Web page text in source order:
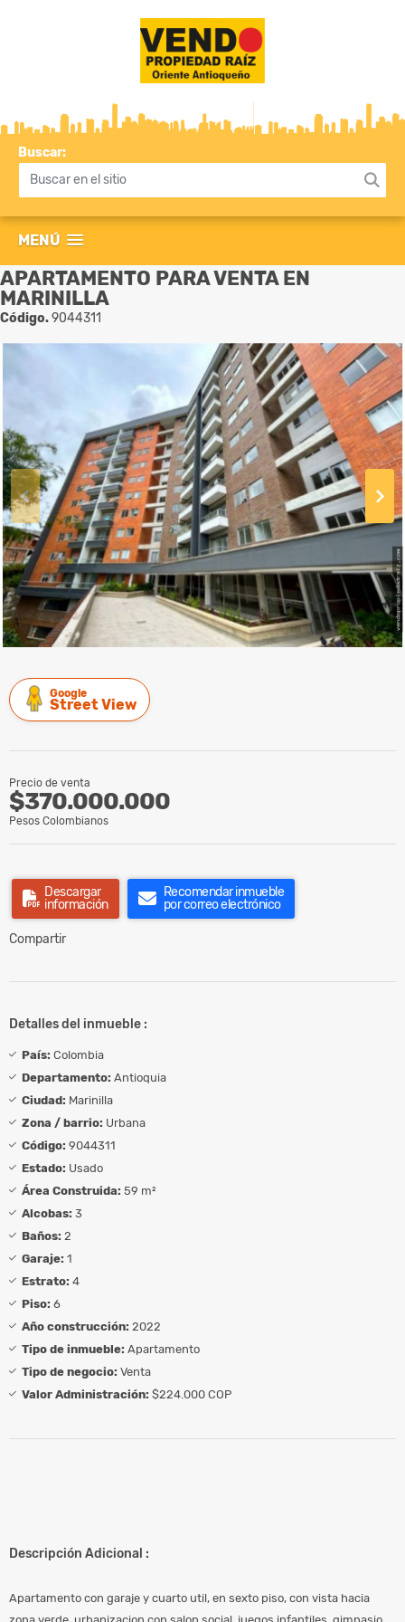
Buscar:
MENÚ
APARTAMENTO PARA VENTA EN
MARINILLA
Código.9044311
Google
Street View
Precio de venta
$370.000.000
Pesos Colombianos
Descargar
información
Recomendar inmueble
por correo electrónico
Compartir
Detalles del inmueble :
País: Colombia
Departamento: Antioquia
Ciudad: Marinilla
Zona / barrio: Urbana
Código: 9044311
Estado: Usado
Área Construida: 59 m²
Alcobas: 3
Baños: 2
Garaje: 1
Estrato: 4
Piso: 6
Año construcción: 2022
Tipo de inmueble: Apartamento
Tipo de negocio: Venta
Valor Administración: $224.000 COP
Descripción Adicional :
Apartamento con garaje y cuarto util, en sexto piso, con vista hacia